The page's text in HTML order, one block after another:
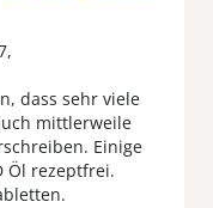
dass sehr viele
mittlerweile
Einige
Öl rezeptfrei.